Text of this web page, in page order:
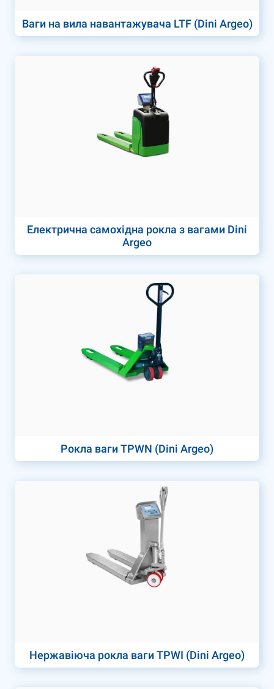
Ваги на вила навантажувача LTF (Dini Argeo)
Електрична самохідна рокла з вагами Dini
Argeo
Рокла ваги TPWN (Dini Argeo)
Нержавіюча рокла ваги TPWI (Dini Argeo)